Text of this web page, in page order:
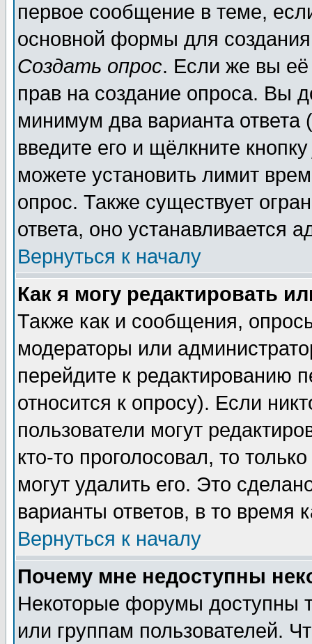
первое сообщение в теме,
основной формы для
Создать опрос. Если же вы её
прав на создание опроса. Вы
минимум два варианта ответа
введите его и щёлкните
можете установить лимит
опрос. Также существует
ответа, оно устанавливается
Вернуться к началу
Как я могу редактировать
Также как и сообщения,
модераторы или
перейдите к редактированию
относится к опросу). Если
пользователи могут
кто-то проголосовал, то
могут удалить его. Это
варианты ответов, в то время
Вернуться к началу
Почему мне недоступны
Некоторые форумы доступны
или группам пользователей.